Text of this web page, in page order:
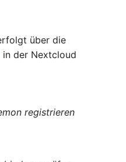
Oktober 2010
über die
in der Nextcloud
registrieren